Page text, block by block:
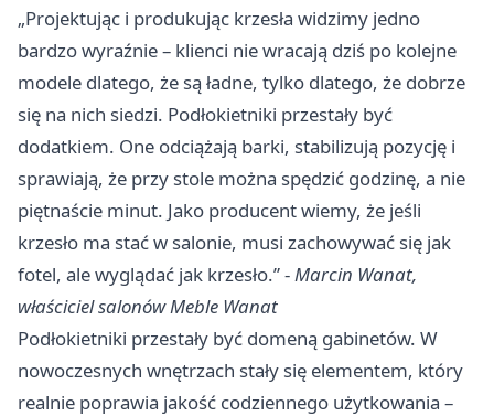
„Projektując i produkując krzesła widzimy jedno
bardzo wyraźnie – klienci nie wracają dziś po kolejne
modele dlatego, że są ładne, tylko dlatego, że dobrze
się na nich siedzi. Podłokietniki przestały być
dodatkiem. One odciążają barki, stabilizują pozycję i
sprawiają, że przy stole można spędzić godzinę, a nie
piętnaście minut. Jako producent wiemy, że jeśli
krzesło ma stać w salonie, musi zachowywać się jak
fotel, ale wyglądać jak krzesło.” -Marcin Wanat,
właściciel salonów Meble Wanat
Podłokietniki przestały być domeną gabinetów. W
nowoczesnych wnętrzach stały się elementem, który
realnie poprawia jakość codziennego użytkowania –